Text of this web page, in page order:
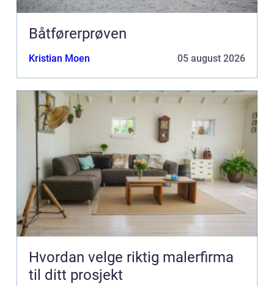
Båtførerprøven
Kristian Moen 05 august 2026
Hvordan velge riktig malerfirma
til ditt prosjekt